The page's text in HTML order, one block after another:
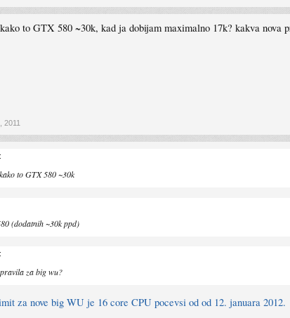
to GTX 580 ~30k, kad ja dobijam maximalno 17k? kakva
2011
to GTX 580 ~30k
(dodatnih ~30k ppd)
za big wu?
za nove big WU je 16 core CPU pocevsi od od 12. januara 2012.